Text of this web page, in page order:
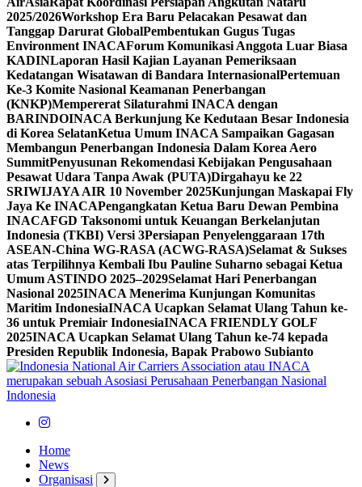
2025/2026Workshop Era Baru Pelacakan Pesawat dan
Tanggap Darurat GlobalPembentukan Gugus Tugas
Environment INACAForum Komunikasi Anggota Luar Biasa
KADINLaporan Hasil Kajian Layanan Pemeriksaan
Kedatangan Wisatawan di Bandara InternasionalPertemuan
Ke-3 Komite Nasional Keamanan Penerbangan
(KNKP)Mempererat Silaturahmi INACA dengan
BARINDOINACA Berkunjung Ke Kedutaan Besar Indonesia
di Korea SelatanKetua Umum INACA Sampaikan Gagasan
Membangun Penerbangan Indonesia Dalam Korea Aero
SummitPenyusunan Rekomendasi Kebijakan Pengusahaan
Pesawat Udara Tanpa Awak (PUTA)Dirgahayu ke 22
SRIWIJAYA AIR 10 November 2025Kunjungan Maskapai Fly
Jaya Ke INACAPengangkatan Ketua Baru Dewan Pembina
INACAFGD Taksonomi untuk Keuangan Berkelanjutan
Indonesia (TKBI) Versi 3Persiapan Penyelenggaraan 17th
ASEAN-China WG-RASA (ACWG-RASA)Selamat & Sukses
atas Terpilihnya Kembali Ibu Pauline Suharno sebagai Ketua
Umum ASTINDO 2025–2029Selamat Hari Penerbangan
Nasional 2025INACA Menerima Kunjungan Komunitas
Maritim IndonesiaINACA Ucapkan Selamat Ulang Tahun ke-
36 untuk Premiair IndonesiaINACA FRIENDLY GOLF
2025INACA Ucapkan Selamat Ulang Tahun ke-74 kepada
Presiden Republik Indonesia, Bapak Prabowo Subianto
Home
News
Organisasi